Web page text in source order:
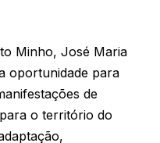
Minho, José Maria
oportunidade para
de
o território do